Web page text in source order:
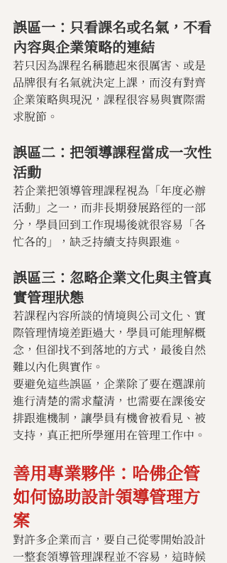
誤區一：只看課名或名氣，不看
內容與企業策略的連結
若只因為課程名稱聽起來很厲害、或是
品牌很有名氣就決定上課，而沒有對齊
企業策略與現況，課程很容易與實際需
求脫節。
誤區二：把領導課程當成一次性
活動
若企業把領導管理課程視為「年度必辦
活動」之一，而非長期發展路徑的一部
分，學員回到工作現場後就很容易「各
忙各的」，缺乏持續支持與跟進。
誤區三：忽略企業文化與主管真
實管理狀態
若課程內容所談的情境與公司文化、實
際管理情境差距過大，學員可能理解概
念，但卻找不到落地的方式，最後自然
難以內化與實作。
要避免這些誤區，企業除了要在選課前
進行清楚的需求釐清，也需要在課後安
排跟進機制，讓學員有機會被看見、被
支持，真正把所學運用在管理工作中。
善用專業夥伴：哈佛企管
如何協助設計領導管理方
案
對許多企業而言，要自己從零開始設計
一整套領導管理課程並不容易，這時候